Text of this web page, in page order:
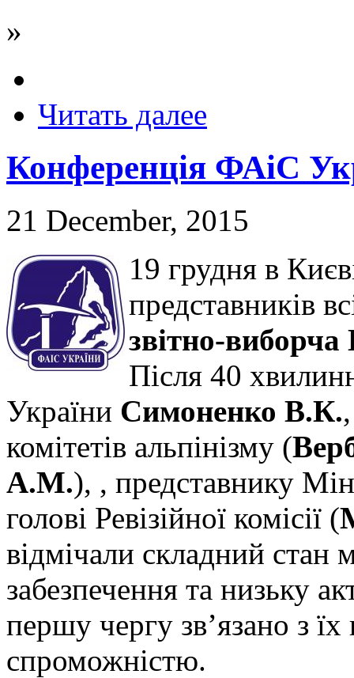
»
Читать далее
Конференція ФАіС
21 December, 2015
19 грудня в
представників
звітно-
Після 40
України Симоненко В.К.
комітетів альпінізму (
А.М.), , представнику
голові Ревізійної комісії (
відмічали складний стан
забезпечення та низьку
першу чергу зв’язано з
спроможністю.